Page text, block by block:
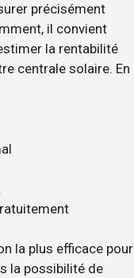
précisément
il convient
la rentabilité
centrale solaire. En
la plus efficace pour
la possibilité de